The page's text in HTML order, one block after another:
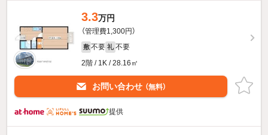
3.3万円
（管理費1,300円）
敷 不要 礼 不要
2階 / 1K / 28.16㎡
お問い合わせ （無料）
提供